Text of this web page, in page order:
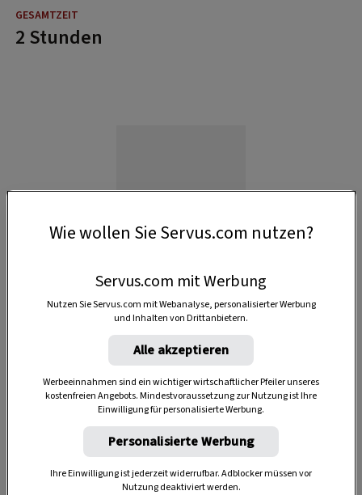
2 Stunden
Anzeige
Wie wollen Sie Servus.com nutzen?
Servus.com mit Werbung
Nutzen Sie Servus.com mit Webanalyse, personalisierter Werbung
und Inhalten von Drittanbietern.
Alle akzeptieren
Werbeeinnahmen sind ein wichtiger wirtschaftlicher Pfeiler unseres
kostenfreien Angebots. Mindestvoraussetzung zur Nutzung ist Ihre
Einwilligung für personalisierte Werbung.
Personalisierte Werbung
Ihre Einwilligung ist jederzeit widerrufbar. Adblocker müssen vor
Nutzung deaktiviert werden.